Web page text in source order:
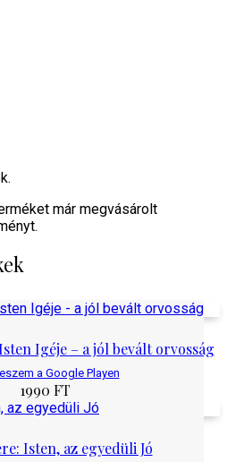
már megvásárolt
Igéje – a jól bevált orvosság
a Google Playen
1990 FT
Isten, az egyedüli Jó